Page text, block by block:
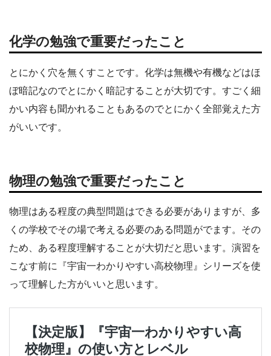
化学の勉強で重要だったこと
とにかく穴を無くすことです。化学は無機や有機などはほ
ぼ暗記なのでとにかく暗記することが大切です。すごく細
かい内容も聞かれることもあるのでとにかく全部覚えた方
がいいです。
物理の勉強で重要だったこと
物理はある程度の典型問題はできる必要がありますが、多
くの学校でその場で考える必要のある問題がでます。その
ため、ある程度理解することが大切だと思います。演習を
こなす前に『宇宙一わかりやすい高校物理』シリーズを使
って理解した方がいいと思います。